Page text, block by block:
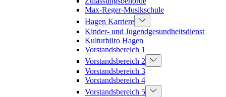
Max-Reger-Musikschule
Hagen Karriere
Kinder- und Jugendgesundheitsdienst
Kulturbüro Hagen
Vorstandsbereich 1
Vorstandsbereich 2
Vorstandsbereich 3
Vorstandsbereich 4
Vorstandsbereich 5